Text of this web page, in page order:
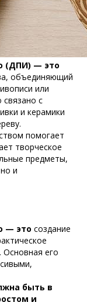
(ДПИ) — это
объединяющий
или
связано с
и керамики
помогает
творческое
предметы,
и
— это создание
Основная его
быть в
и